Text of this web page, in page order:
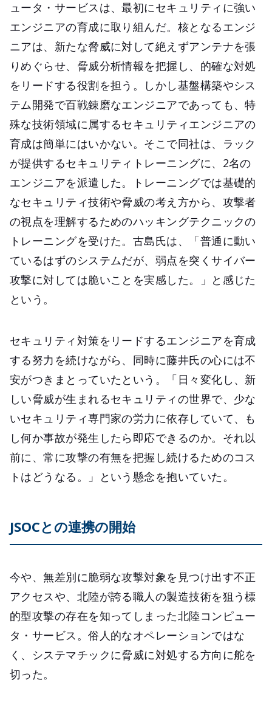
ュータ・サービスは、最初にセキュリティに強い
エンジニアの育成に取り組んだ。核となるエンジ
ニアは、新たな脅威に対して絶えずアンテナを張
りめぐらせ、脅威分析情報を把握し、的確な対処
をリードする役割を担う。しかし基盤構築やシス
テム開発で百戦錬磨なエンジニアであっても、特
殊な技術領域に属するセキュリティエンジニアの
育成は簡単にはいかない。そこで同社は、ラック
が提供するセキュリティトレーニングに、2名の
エンジニアを派遣した。トレーニングでは基礎的
なセキュリティ技術や脅威の考え方から、攻撃者
の視点を理解するためのハッキングテクニックの
トレーニングを受けた。古島氏は、「普通に動い
ているはずのシステムだが、弱点を突くサイバー
攻撃に対しては脆いことを実感した。」と感じた
という。
セキュリティ対策をリードするエンジニアを育成
する努力を続けながら、同時に藤井氏の心には不
安がつきまとっていたという。「日々変化し、新
しい脅威が生まれるセキュリティの世界で、少な
いセキュリティ専門家の労力に依存していて、も
し何か事故が発生したら即応できるのか。それ以
前に、常に攻撃の有無を把握し続けるためのコス
トはどうなる。」という懸念を抱いていた。
JSOCとの連携の開始
今や、無差別に脆弱な攻撃対象を見つけ出す不正
アクセスや、北陸が誇る職人の製造技術を狙う標
的型攻撃の存在を知ってしまった北陸コンピュー
タ・サービス。俗人的なオペレーションではな
く、システマチックに脅威に対処する方向に舵を
切った。